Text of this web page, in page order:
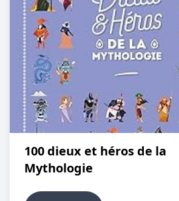
100 dieux et héros de la
Mythologie